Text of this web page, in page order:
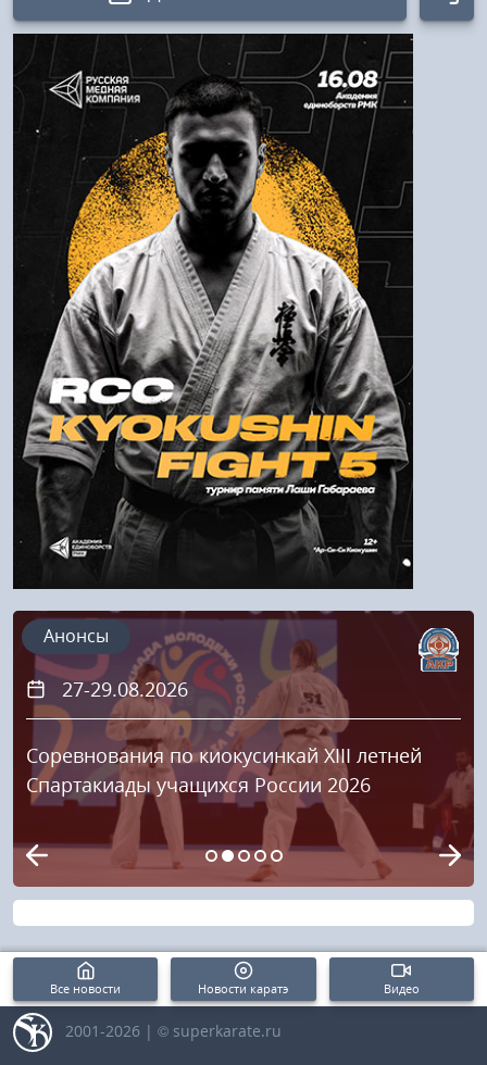
Авторизация
Логин:
Пароль
Войти
Напомнить пароль
Регистрация
27-29.08.2026
Соревнования по киокусинкай XIII летней
Спартакиады учащихся России 2026
Анонсы
Все новости Новости каратэ Видео
2001-2026 | © superkarate.ru